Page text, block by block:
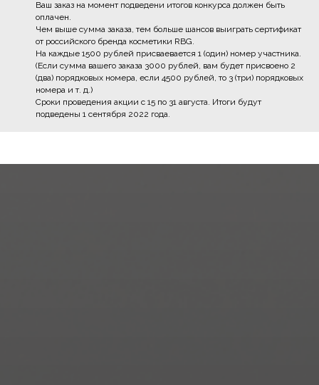
Ваш заказ на момент подведени итогов конкурса должен быть
оплачен.
Чем выше сумма заказа, тем больше шансов выиграть сертификат
от российского бренда косметики RBG.
На каждые 1500 рублей присваевается 1 (один) номер участника.
(Если сумма вашего заказа 3000 рублей, вам будет присвоено 2
(два) порядковых номера, если 4500 рублей, то 3 (три) порядковых
номера и т. д.)
Сроки проведения акции с 15 по 31 августа. Итоги будут
подведены 1 сентября 2022 года.